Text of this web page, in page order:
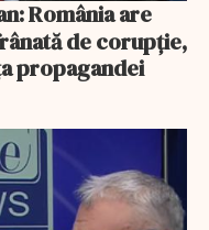
de corupție,
propagandei